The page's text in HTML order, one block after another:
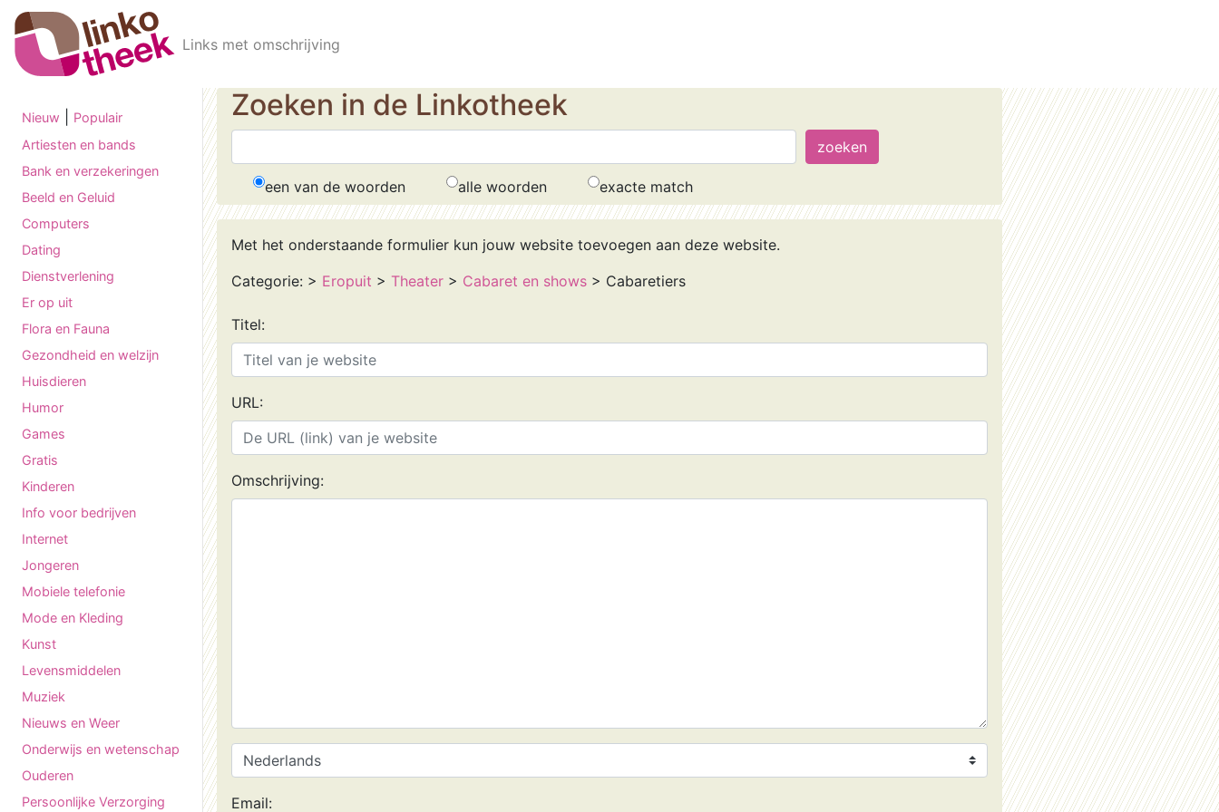
Skip to main content
Links met omschrijving
Nieuw
Populair
Artiesten en bands
Bank en verzekeringen
Beeld en Geluid
Computers
Dating
Dienstverlening
Er op uit
Flora en Fauna
Gezondheid en welzijn
Huisdieren
Humor
Games
Gratis
Kinderen
Info voor bedrijven
Internet
Jongeren
Mobiele telefonie
Mode en Kleding
Kunst
Levensmiddelen
Muziek
Nieuws en Weer
Onderwijs en wetenschap
Ouderen
Persoonlijke Verzorging
Zoeken in de Linkotheek
een van de woorden alle woorden exacte match
Met het onderstaande formulier kun jouw website toevoegen aan deze website.
Categorie: > Eropuit > Theater > Cabaret en shows > Cabaretiers
Titel:
URL:
Omschrijving:
Email: